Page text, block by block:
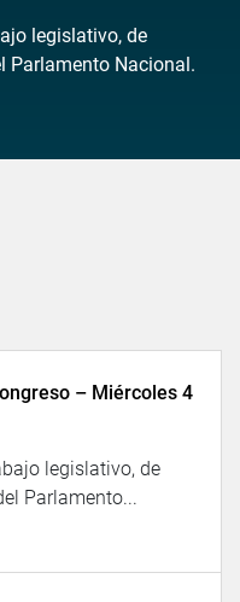
legislativo, de
Parlamento Nacional.
– Miércoles 4
legislativo, de
Parlamento...